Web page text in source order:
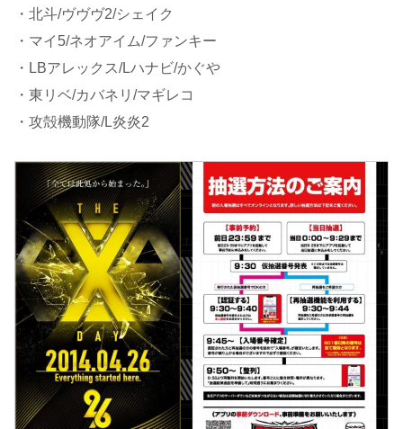
・北斗/ヴヴヴ2/シェイク
・マイ5/ネオアイム/ファンキー
・LBアレックス/Lハナビ/かぐや
・東リベ/カバネリ/マギレコ
・攻殻機動隊/L炎炎2